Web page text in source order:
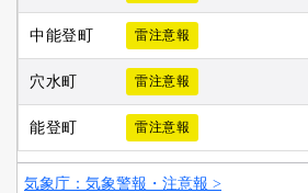
中能登町 雷注意報
穴水町 雷注意報
能登町 雷注意報
気象庁：気象警報・注意報 >